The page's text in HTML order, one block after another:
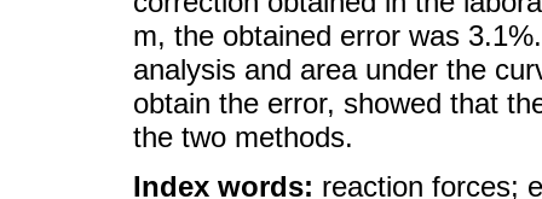
m, the obtained error was
analysis and area under the
obtain the error, showed that
the two methods.
Index words: reaction forces;